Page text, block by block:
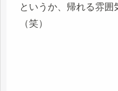
というか、帰れる雰囲
（笑）